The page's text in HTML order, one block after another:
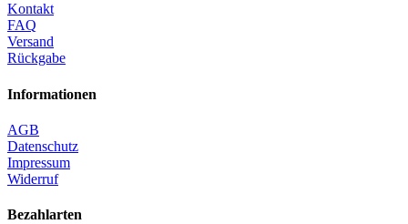
Kontakt
FAQ
Versand
Rückgabe
Informationen
AGB
Datenschutz
Impressum
Widerruf
Bezahlarten